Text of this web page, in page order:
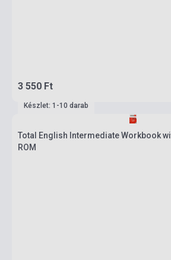
3 550 Ft
Készlet: 1-10 darab
Total English Intermediate Workbook
ROM